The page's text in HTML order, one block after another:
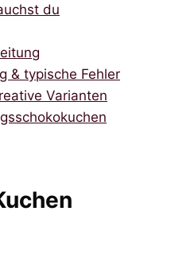
du
& typische Fehler
Varianten